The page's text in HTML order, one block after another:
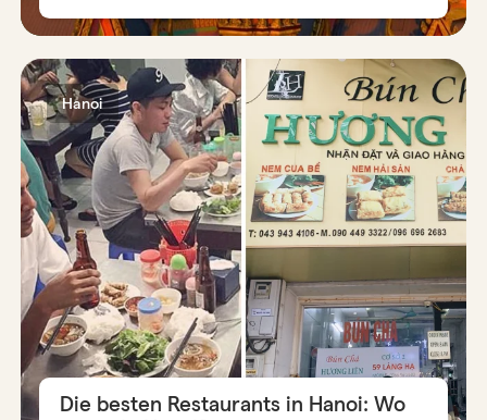
Hanoi
Die besten Restaurants in Hanoi: Wo